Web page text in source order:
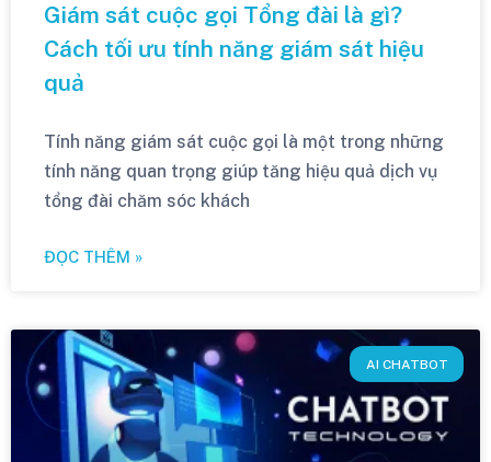
Giám sát cuộc gọi Tổng đài là gì?
Cách tối ưu tính năng giám sát hiệu
quả
Tính năng giám sát cuộc gọi là một trong những
tính năng quan trọng giúp tăng hiệu quả dịch vụ
tổng đài chăm sóc khách
ĐỌC THÊM »
AI CHATBOT